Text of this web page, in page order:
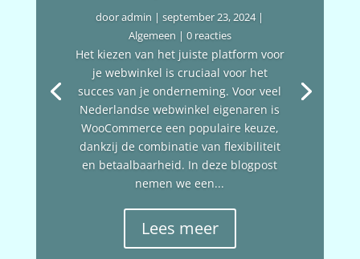
dooradmin |september 23, 2024|
Algemeen | 0 reacties
Het kiezen van het juiste platform voor
je webwinkel is cruciaal voor het
succes van je onderneming. Voor veel
Nederlandse webwinkel eigenaren is
WooCommerce een populaire keuze,
dankzij de combinatie van flexibiliteit
en betaalbaarheid. In deze blogpost
nemen we een...
Lees meer